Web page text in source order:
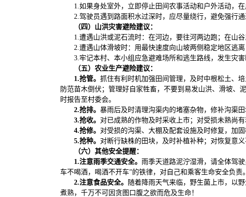
1.如果身处室外，立即停止田间农事活动和户外活动，
2.驾驶员遇到路面积水过深时，应尽量绕行，避免强行
（四）山洪灾害避险建议：
1.遭遇山洪或泥石流时：在河边，要往河两边跑；在山
2.遭遇山体滑坡时：用最快速度向山坡两侧稳定地区逃
3.牢记本村、本小组应急避难场所和逃生路线，发生灾
（五）农业生产避险建议：
1.抢管。 抓住有利时机加强田间管理，及时中根松土、
防范苗木倒伏；管理好自家牲畜，不要到易发山洪、滑坡、
时报告至村委会。
2.抢排。 暴雨后及时清理沟渠内的堵塞杂物，修补沟渠
3.抢收。 对已成熟的作物及时采收上市；对受损未熟尚
4.抢修。 对受损的沟渠、大棚及配套设施及时修复，加固
5.抢种。 对断行缺株的田块，及时补植补种；对恢复意
（六）其他安全提醒：
1.注意雨季交通安全。 雨季天道路泥泞湿滑，请全体驾
车不喝酒，喝酒不开车”的铁律，对自己和乘客生命安全负责。
2.注意食品安全。
随着降雨天气来临，野生菌上市，以
煮熟，千万不可因贪图口腹之欲而危及生命！